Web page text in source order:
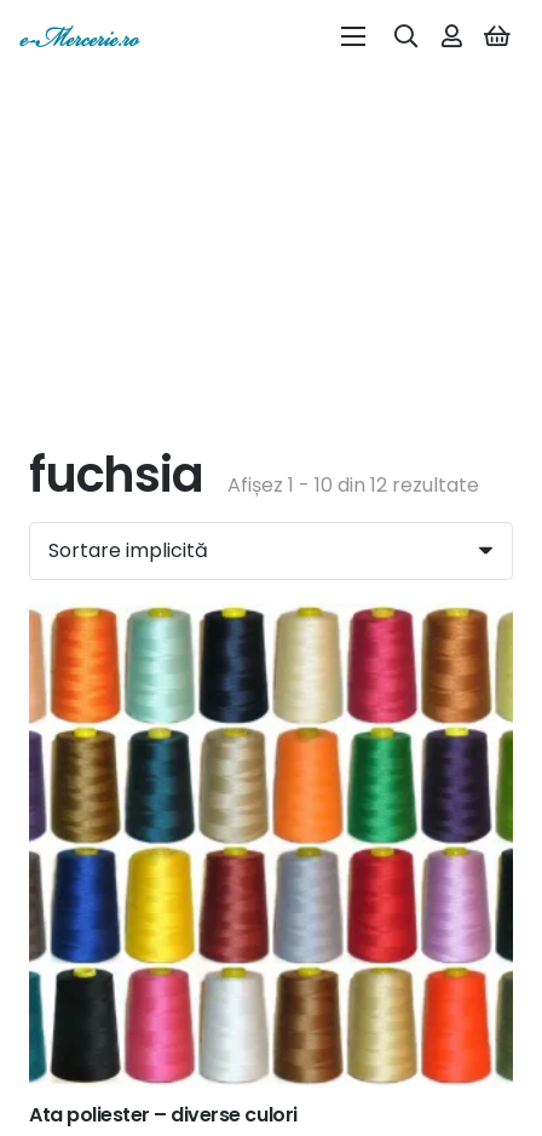
fuchsia Afișez 1 - 10 din 12 rezultate
Ata poliester – diverse culori